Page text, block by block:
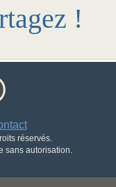
!
réservés.
sans autorisation.